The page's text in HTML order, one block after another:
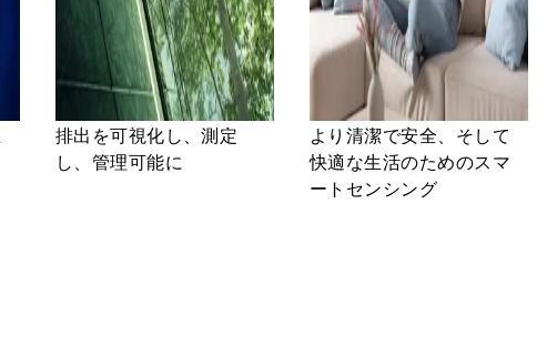
排出を可視化し、測定
し、管理可能に
より清潔で安全、そして
快適な生活のためのスマ
ートセンシング